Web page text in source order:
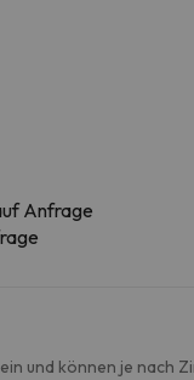
Anfrage
und können je nach